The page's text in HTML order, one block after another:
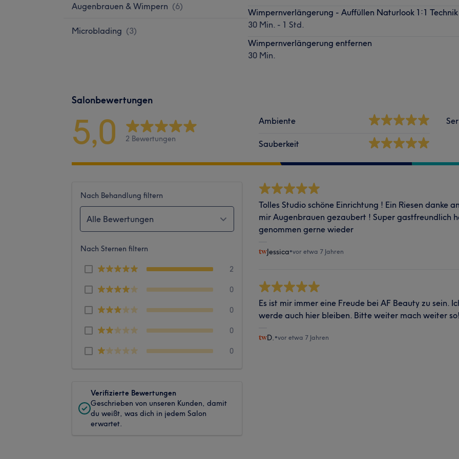
Augenbrauen & Wimpern (6)
Microblading (3)
Wimpernverlängerung - Auffüllen Naturlook 1:1 Technik
30 Min. - 1 Std.
Wimpernverlängerung entfernen
30 Min.
Salonbewertungen
5,0 2 Bewertungen
Ambiente
Sauberkeit
Nach Behandlung filtern
Alle Bewertungen
Nach Sternen filtern
2
0
0
0
0
Verifizierte Bewertungen
Geschrieben von unseren Kunden, damit
du weißt, was dich in jedem Salon
erwartet.
Tolles Studio schöne Einrichtung ! Ein Riesen danke
mir Augenbrauen gezaubert ! Super gastfreundlich
genommen gerne wieder
Jessica•vor etwa 7 Jahren
Es ist mir immer eine Freude bei AF Beauty zu sein.
werde auch hier bleiben. Bitte weiter mach weiter
D. •vor etwa 7 Jahren